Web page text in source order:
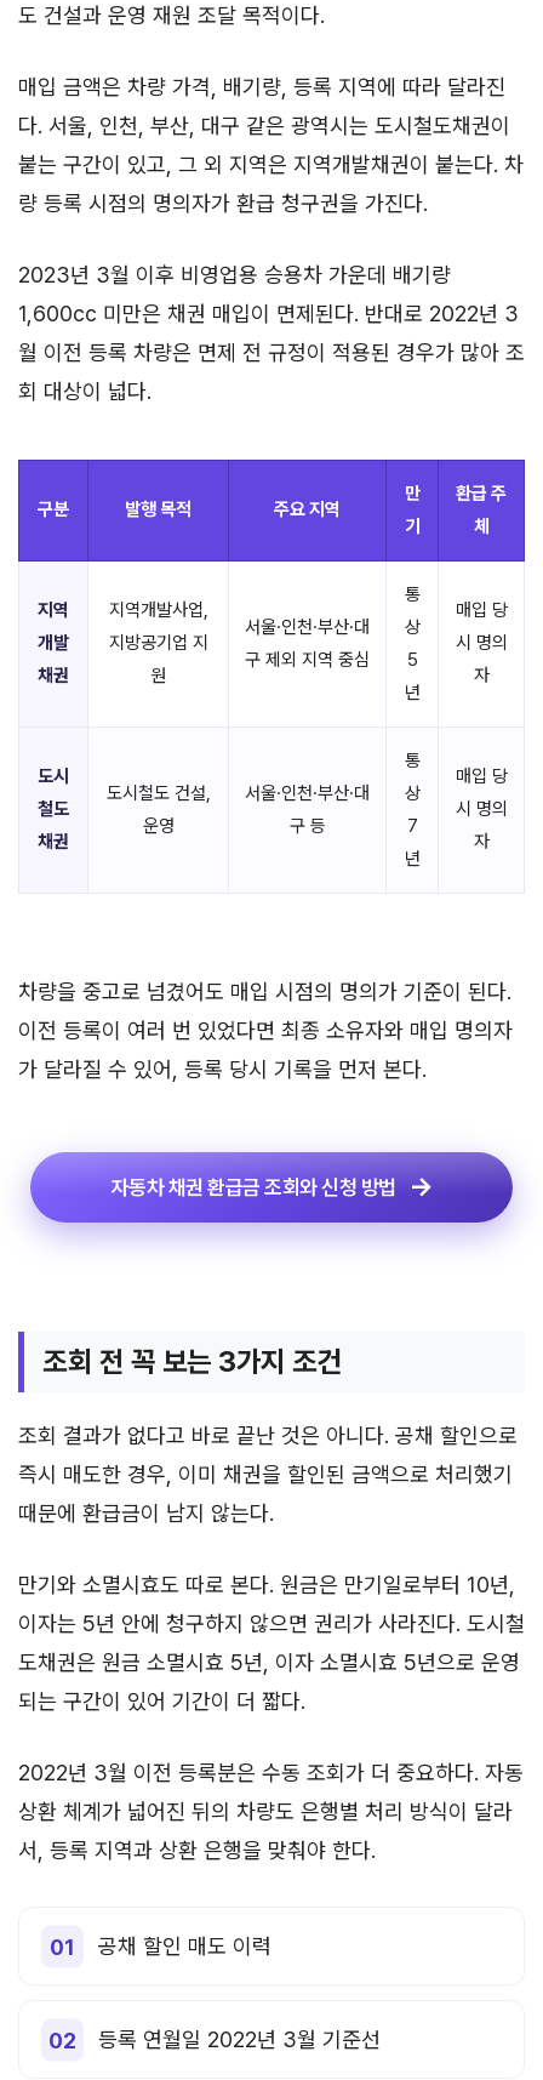
도 건설과 운영 재원 조달 목적이다.
매입 금액은 차량 가격, 배기량, 등록 지역에 따라 달라진
다. 서울, 인천, 부산, 대구 같은 광역시는 도시철도채권이
붙는 구간이 있고, 그 외 지역은 지역개발채권이 붙는다. 차
량 등록 시점의 명의자가 환급 청구권을 가진다.
2023년 3월 이후 비영업용 승용차 가운데 배기량
1,600cc 미만은 채권 매입이 면제된다. 반대로 2022년 3
월 이전 등록 차량은 면제 전 규정이 적용된 경우가 많아 조
회 대상이 넓다.
구분 발행 목적 주요 지역
만
기
환급 주
체
지역
개발
채권
지역개발사업,
지방공기업 지
원
서울·인천·부산·대
구 제외 지역 중심
통
상
5
년
매입 당
시 명의
자
도시
철도
채권
도시철도 건설,
운영
서울·인천·부산·대
구 등
통
상
7
년
매입 당
시 명의
자
차량을 중고로 넘겼어도 매입 시점의 명의가 기준이 된다.
이전 등록이 여러 번 있었다면 최종 소유자와 매입 명의자
가 달라질 수 있어, 등록 당시 기록을 먼저 본다.
자동차 채권 환급금 조회와 신청 방법
조회 전 꼭 보는 3가지 조건
조회 결과가 없다고 바로 끝난 것은 아니다. 공채 할인으로
즉시 매도한 경우, 이미 채권을 할인된 금액으로 처리했기
때문에 환급금이 남지 않는다.
만기와 소멸시효도 따로 본다. 원금은 만기일로부터 10년,
이자는 5년 안에 청구하지 않으면 권리가 사라진다. 도시철
도채권은 원금 소멸시효 5년, 이자 소멸시효 5년으로 운영
되는 구간이 있어 기간이 더 짧다.
2022년 3월 이전 등록분은 수동 조회가 더 중요하다. 자동
상환 체계가 넓어진 뒤의 차량도 은행별 처리 방식이 달라
서, 등록 지역과 상환 은행을 맞춰야 한다.
공채 할인 매도 이력
등록 연월일 2022년 3월 기준선